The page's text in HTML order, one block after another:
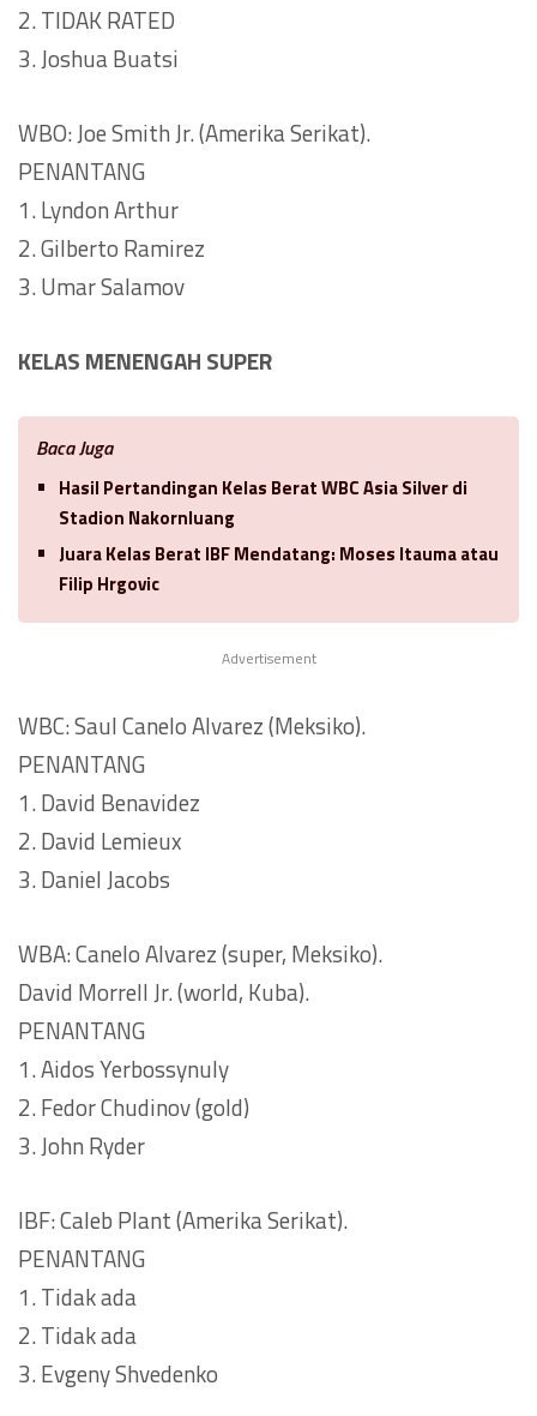
2. TIDAK RATED
3. Joshua Buatsi
WBO: Joe Smith Jr. (Amerika Serikat).
PENANTANG
1. Lyndon Arthur
2. Gilberto Ramirez
3. Umar Salamov
KELAS MENENGAH SUPER
Baca Juga
Hasil Pertandingan Kelas Berat WBC Asia Silver di
Stadion Nakornluang
Juara Kelas Berat IBF Mendatang: Moses Itauma atau
Filip Hrgovic
Advertisement
WBC: Saul Canelo Alvarez (Meksiko).
PENANTANG
1. David Benavidez
2. David Lemieux
3. Daniel Jacobs
WBA: Canelo Alvarez (super, Meksiko).
David Morrell Jr. (world, Kuba).
PENANTANG
1. Aidos Yerbossynuly
2. Fedor Chudinov (gold)
3. John Ryder
IBF: Caleb Plant (Amerika Serikat).
PENANTANG
1. Tidak ada
2. Tidak ada
3. Evgeny Shvedenko